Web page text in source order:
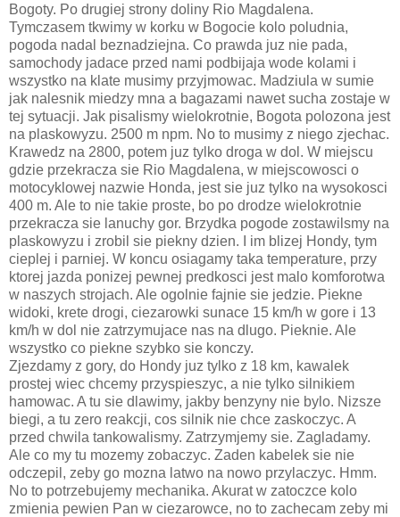
Bogoty. Po drugiej strony doliny Rio Magdalena.
Tymczasem tkwimy w korku w Bogocie kolo poludnia,
pogoda nadal beznadziejna. Co prawda juz nie pada,
samochody jadace przed nami podbijaja wode kolami i
wszystko na klate musimy przyjmowac. Madziula w sumie
jak nalesnik miedzy mna a bagazami nawet sucha zostaje w
tej sytuacji. Jak pisalismy wielokrotnie, Bogota polozona jest
na plaskowyzu. 2500 m npm. No to musimy z niego zjechac.
Krawedz na 2800, potem juz tylko droga w dol. W miejscu
gdzie przekracza sie Rio Magdalena, w miejscowosci o
motocyklowej nazwie Honda, jest sie juz tylko na wysokosci
400 m. Ale to nie takie proste, bo po drodze wielokrotnie
przekracza sie lanuchy gor. Brzydka pogode zostawilsmy na
plaskowyzu i zrobil sie piekny dzien. I im blizej Hondy, tym
cieplej i parniej. W koncu osiagamy taka temperature, przy
ktorej jazda ponizej pewnej predkosci jest malo komforotwa
w naszych strojach. Ale ogolnie fajnie sie jedzie. Piekne
widoki, krete drogi, ciezarowki sunace 15 km/h w gore i 13
km/h w dol nie zatrzymujace nas na dlugo. Pieknie. Ale
wszystko co piekne szybko sie konczy.
Zjezdamy z gory, do Hondy juz tylko z 18 km, kawalek
prostej wiec chcemy przyspieszyc, a nie tylko silnikiem
hamowac. A tu sie dlawimy, jakby benzyny nie bylo. Nizsze
biegi, a tu zero reakcji, cos silnik nie chce zaskoczyc. A
przed chwila tankowalismy. Zatrzymjemy sie. Zagladamy.
Ale co my tu mozemy zobaczyc. Zaden kabelek sie nie
odczepil, zeby go mozna latwo na nowo przylaczyc. Hmm.
No to potrzebujemy mechanika. Akurat w zatoczce kolo
zmienia pewien Pan w ciezarowce, no to zachecam zeby mi